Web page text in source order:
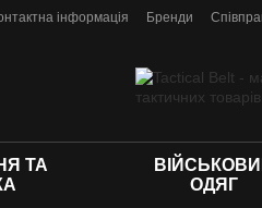
інформація Бренди
ТА
ОДЯГ